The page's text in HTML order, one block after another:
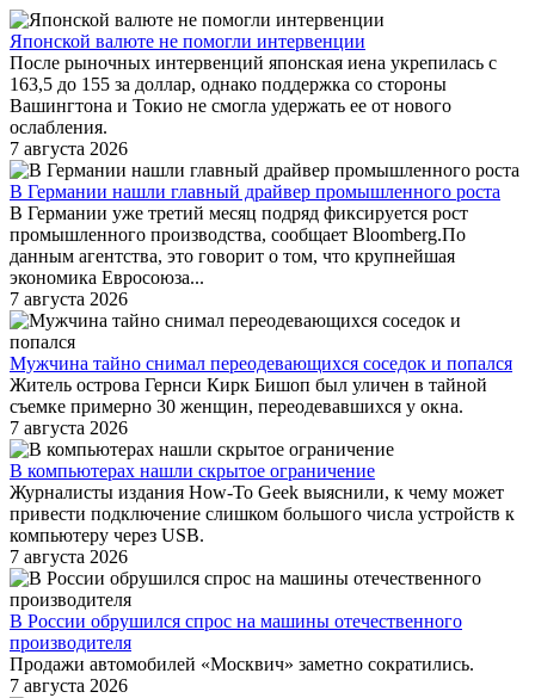
Японской валюте не помогли интервенции
После рыночных интервенций японская иена укрепилась с
163,5 до 155 за доллар, однако поддержка со стороны
Вашингтона и Токио не смогла удержать ее от нового
ослабления.
7 августа 2026
В Германии нашли главный драйвер промышленного роста
В Германии уже третий месяц подряд фиксируется рост
промышленного производства, сообщает Bloomberg.По
данным агентства, это говорит о том, что крупнейшая
экономика Евросоюза...
7 августа 2026
Мужчина тайно снимал переодевающихся соседок и попался
Житель острова Гернси Кирк Бишоп был уличен в тайной
съемке примерно 30 женщин, переодевавшихся у окна.
7 августа 2026
В компьютерах нашли скрытое ограничение
Журналисты издания How-To Geek выяснили, к чему может
привести подключение слишком большого числа устройств к
компьютеру через USB.
7 августа 2026
В России обрушился спрос на машины отечественного
производителя
Продажи автомобилей «Москвич» заметно сократились.
7 августа 2026